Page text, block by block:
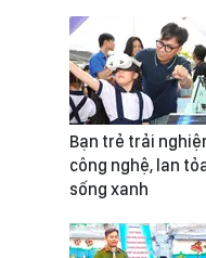
Bạn trẻ trải
công nghệ, lan
sống xanh